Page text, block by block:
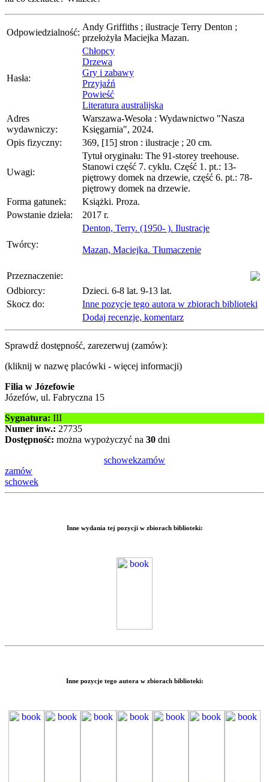
Odpowiedzialność:
Andy Griffiths ; ilustracje Terry Denton ;
przełożyła Maciejka Mazan.
Hasła:
Chłopcy
Drzewa
Gry i zabawy
Przyjaźń
Powieść
Literatura australijska
Adres
wydawniczy:
Warszawa-Wesoła : Wydawnictwo "Nasza
Księgarnia", 2024.
Opis fizyczny:
369, [15] stron : ilustracje ; 20 cm.
Uwagi:
Tytuł oryginału: The 91-storey treehouse.
Stanowi część 7. cyklu. Część 1. pt.: 13-
piętrowy domek na drzewie, część 6. pt.: 78-
piętrowy domek na drzewie.
Forma gatunek:
Książki. Proza.
Powstanie dzieła:
2017 r.
Twórcy:
Denton, Terry. (1950- ). Ilustracje
Mazan, Maciejka. Tłumaczenie
Przeznaczenie:
Odbiorcy:
Dzieci. 6-8 lat. 9-13 lat.
Skocz do:
Inne pozycje tego autora w zbiorach biblioteki
Dodaj recenzje, komentarz
Sprawdź dostępność, zarezerwuj (zamów):
(kliknij w nazwę placówki - więcej informacji)
Filia w Józefowie
Józefów, ul. Fabryczna 15
Sygnatura: III
Numer inw.: 27735
Dostępność: można wypożyczyć na 30 dni
schowekzamów
zamów
schowek
Inne wydania tej pozycji w zbiorach biblioteki:
Inne pozycje tego autora w zbiorach biblioteki: